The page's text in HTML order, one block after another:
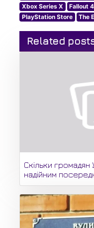
Xbox Series X
Fallout 4
PlayStation Store
The
Related
Скільки громадян
надійним